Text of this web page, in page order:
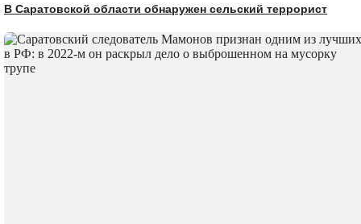
В Саратовской области обнаружен сельский террорист